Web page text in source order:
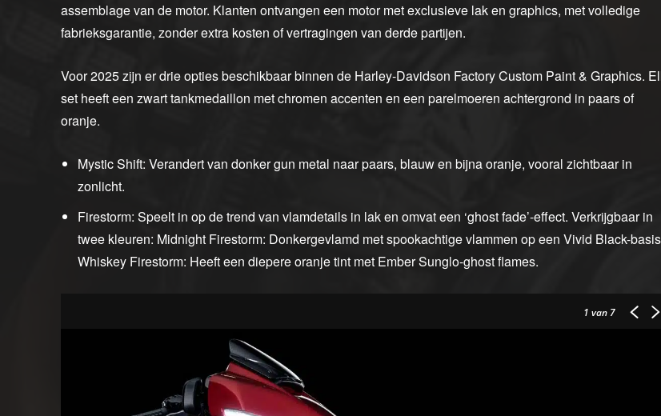
assemblage van de motor. Klanten ontvangen een motor met exclusieve lak en graphics, met volledige
fabrieksgarantie, zonder extra kosten of vertragingen van derde partijen.
Voor 2025 zijn er drie opties beschikbaar binnen de Harley-Davidson Factory Custom Paint & Graphics.
set heeft een zwart tankmedaillon met chromen accenten en een parelmoeren achtergrond in paars of
oranje.
Mystic Shift: Verandert van donker gun metal naar paars, blauw en bijna oranje, vooral zichtbaar in
zonlicht.
Firestorm: Speelt in op de trend van vlamdetails in lak en omvat een ‘ghost fade’-effect. Verkrijgbaar in
twee kleuren: Midnight Firestorm: Donkergevlamd met spookachtige vlammen op een Vivid Black-
Whiskey Firestorm: Heeft een diepere oranje tint met Ember Sunglo-ghost flames.
1 van 7